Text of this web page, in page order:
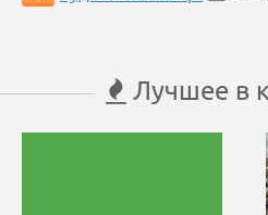
Лучшее в